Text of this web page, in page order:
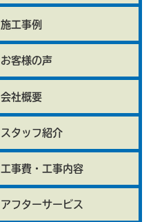
施工事例
お客様の声
会社概要
スタッフ紹介
工事費・工事内容
アフターサービス